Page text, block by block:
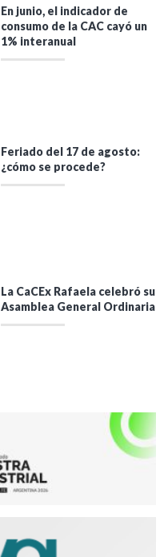
En junio, el indicador de
consumo de la CAC cayó un
1% interanual
Feriado del 17 de agosto:
¿cómo se procede?
La CaCEx Rafaela celebró su
Asamblea General Ordinaria